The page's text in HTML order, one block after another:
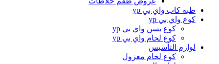
طبه كاب واي بي yp
كوع واي بي yp
كوع بسن واي بي yp
كوع لحام واي بي yp
لوازم التأسيس
كوع لحام معزول